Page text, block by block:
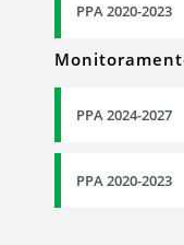
PPA 2020-2023
PPA 2024-2027
PPA 2020-2023